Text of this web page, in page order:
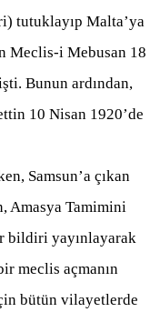
tutuklayıp Malta’ya
Meclis-i Mebusan 18
Bunun ardından,
10 Nisan 1920’de
Samsun’a çıkan
Amasya Tamimini
bildiri yayınlayarak
meclis açmanın
bütün vilayetlerde